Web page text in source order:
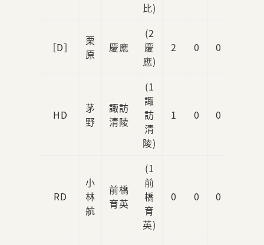
比)
［D］
栗
原
慶應
(2
慶
應)
2 0 0
HD
茅
野
諏訪
清陵
(1
諏
訪
清
陵)
1 0 0
RD
小
林
航
前橋
育英
(1
前
橋
育
英)
0 0 0